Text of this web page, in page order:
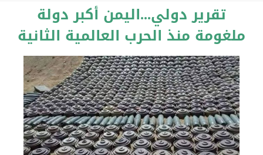
تقرير دولي...اليمن أكبر دولة
ملغومة منذ الحرب العالمية الثانية